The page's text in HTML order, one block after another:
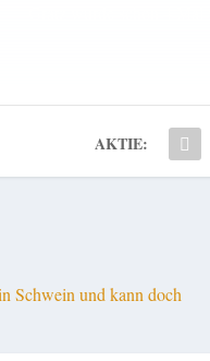
AKTIE:
Schwein und kann doch